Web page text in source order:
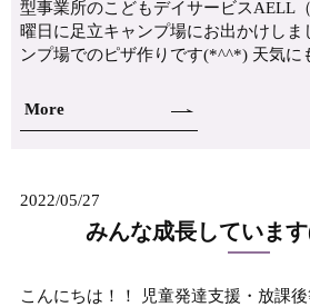
型事業所のこどもデイサービスAELL
曜日に足立キャンプ場にお出かけしま
ンプ場でのピザ作りです(*^^*) 天気
More
2022/05/27
みんな成長していま
こんにちは！！ 児童発達支援・放課